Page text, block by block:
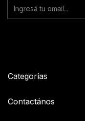
Categorías
Contactános